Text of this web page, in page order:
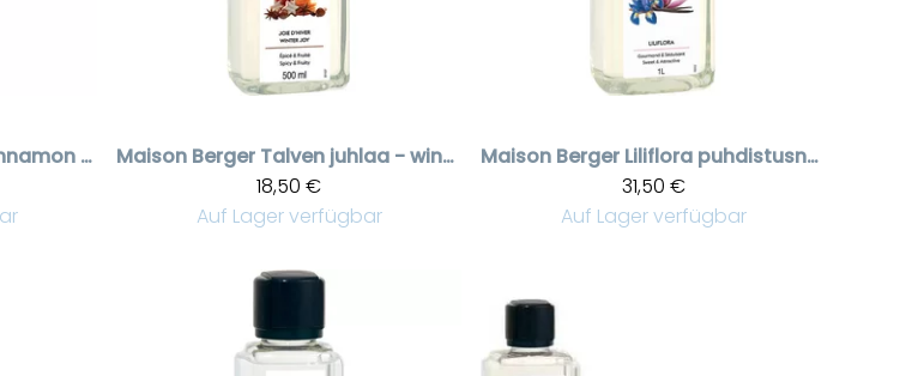
Orange Cinnamon - appelsiini Zimt puhdistusneste, 1 litra
Maison Berger
Talven juhlaa - winter joy puhdistusneste 500 ml
18,50 €
Auf Lager verfügbar
Maison Berger
Liliflora puhdistusneste, 1 liter
31,50 €
Auf Lager verfügbar